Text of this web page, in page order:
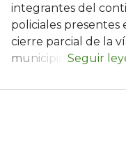
integrantes del
policiales presentes
cierre parcial de la
municipio.